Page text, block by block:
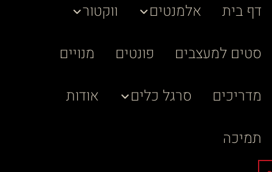
דף בית אלמנטים
ווקטור
סטים למעצבים
פונטים
מנויים
מדריכים
סרגל כלים
אודות
תמיכה